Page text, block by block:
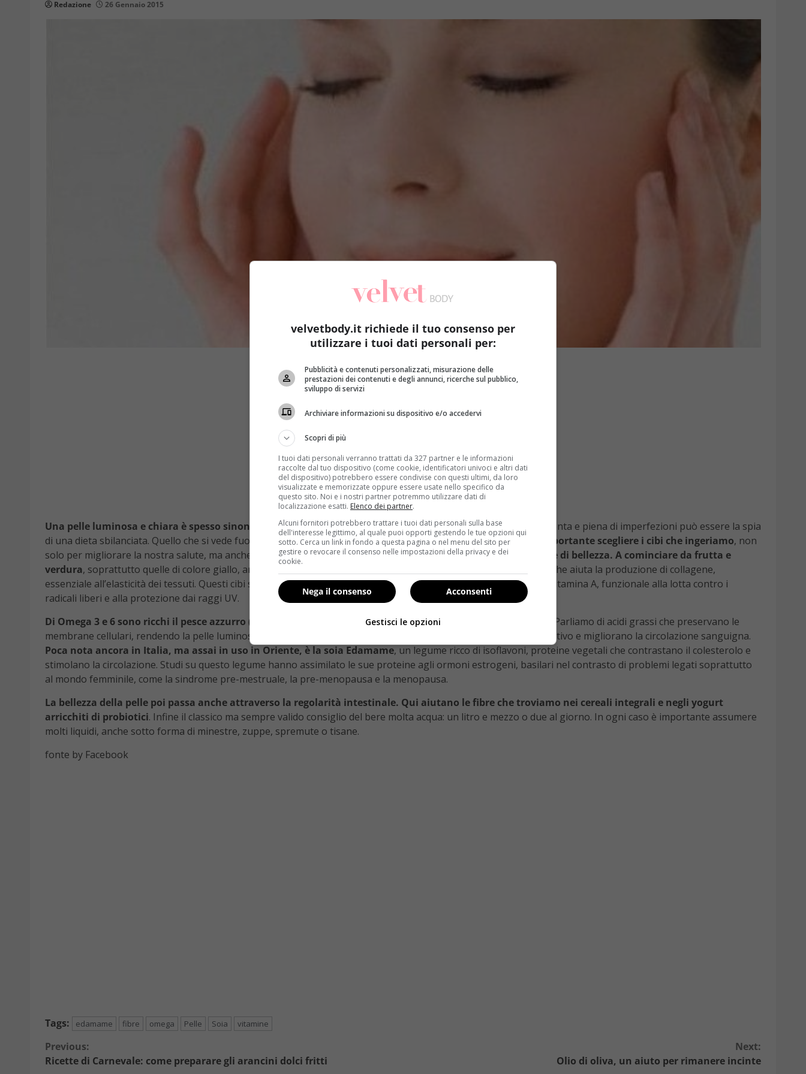
Redazione 26 Gennaio 2015
Una pelle luminosa e chiara è spesso sinonimo di una corretta alimentazione. Al contrario un’epidermide spenta e piena di imperfezioni può essere la spia
di una dieta sbilanciata. Quello che si vede fuori è spesso lo specchio di come si è dentro.Per questo motivo è importante scegliere i cibi che ingeriamo, non
solo per migliorare la nostra salute, ma anche per preservare l’aspetto estetico.La tavola, dunque, come salone di bellezza. A cominciare da frutta e
verdura, soprattutto quelle di colore giallo, arancione e rosso, i colori della vitamina C, un potente antiossidante che aiuta la produzione di collagene,
essenziale all’elasticità dei tessuti. Questi cibi sono ricchi anche di carotenoidi, sostanze da cui l’organismo ricava vitamina A, funzionale alla lotta contro i
radicali liberi e alla protezione dai raggi UV.
Di Omega 3 e 6 sono ricchi il pesce azzurro (alici, sardine, sgombri), il salmone e il tonno, insieme alle noci.
Parliamo di acidi grassi che preservano le
membrane cellulari, rendendo la pelle luminosa e compatta. Inoltre aiutano a tenere bassi i livelli di colesterolo cattivo e migliorano la circolazione sanguigna.
Poca nota ancora in Italia, ma assai in uso in Oriente, è la soia Edamame, un legume ricco di isoflavoni, proteine vegetali che contrastano il colesterolo e
stimolano la circolazione. Studi su questo legume hanno assimilato le sue proteine agli ormoni estrogeni, basilari nel contrasto di problemi legati soprattutto
al mondo femminile, come la sindrome pre-mestruale, la pre-menopausa e la menopausa.
La bellezza della pelle poi passa anche attraverso la regolarità intestinale. Qui aiutano le fibre che troviamo nei cereali integrali e negli yogurt
arricchiti di probiotici. Infine il classico ma sempre valido consiglio del bere molta acqua: un litro e mezzo o due al giorno. In ogni caso è importante assumere
molti liquidi, anche sotto forma di minestre, zuppe, spremute o tisane.
fonte by Facebook
Tags: edamame fibre omega Pelle Soia vitamine
Continue
Previous:
Ricette di Carnevale: come preparare gli arancini dolci fritti
Next:
Olio di oliva, un aiuto per rimanere incinte
velvetbody.it richiede il tuo consenso per
utilizzare i tuoi dati personali per:
Pubblicità e contenuti personalizzati, misurazione delle
prestazioni dei contenuti e degli annunci, ricerche sul pubblico,
sviluppo di servizi
Archiviare informazioni su dispositivo e/o accedervi
Scopri di più
I tuoi dati personali verranno trattati da 327 partner e le informazioni
raccolte dal tuo dispositivo (come cookie, identificatori univoci e altri dati
del dispositivo) potrebbero essere condivise con questi ultimi, da loro
visualizzate e memorizzate oppure essere usate nello specifico da
questo sito. Noi e i nostri partner potremmo utilizzare dati di
localizzazione esatti. Elenco dei partner.
Alcuni fornitori potrebbero trattare i tuoi dati personali sulla base
dell'interesse legittimo, al quale puoi opporti gestendo le tue opzioni qui
sotto. Cerca un link in fondo a questa pagina o nel menu del sito per
gestire o revocare il consenso nelle impostazioni della privacy e dei
cookie.
Acconsenti
Nega il consenso
Gestisci le opzioni